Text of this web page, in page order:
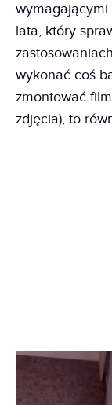
wymagającymi
lata, który
wykonać coś
zmontować
zdjęcia), to